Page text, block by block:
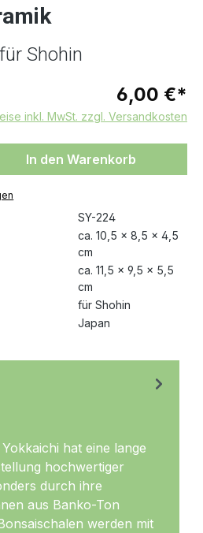
Shohin
6,00 €*
inkl. MwSt. zzgl. Versandkosten
Gib den
In den Warenkorb
SY-224
ca. 10,5 x 8,5 x 4,5
cm
ca. 11,5 x 9,5 x 5,5
cm
für Shohin
Japan
hat eine lange
hochwertiger
durch ihre
aus Banko-Ton
werden mit